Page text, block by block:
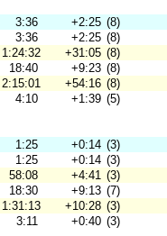
3:36 +2:25 (8)
3:36 +2:25 (8)
1:24:32
+31:05 (8)
18:40
+9:23 (8)
2:15:01
+54:16 (8)
4:10
+1:39 (5)
1:25 +0:14 (3)
1:25 +0:14 (3)
58:08
+4:41 (3)
18:30
+9:13 (7)
1:31:13
+10:28 (3)
3:11
+0:40 (3)